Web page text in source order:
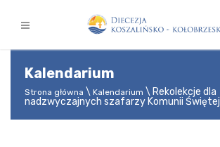
Kalendarium
Strona główna Kalendarium
Rekolekcje dla
nadzwyczajnych szafarzy Komunii Świętej